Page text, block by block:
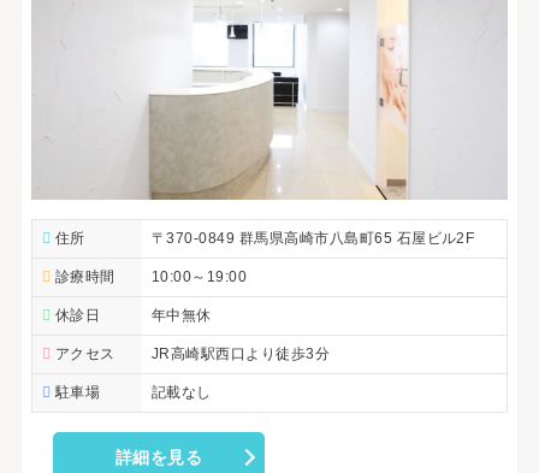
住所 〒370-0849 群馬県高崎市八島町65 石屋ビル2F
診療時間 10:00～19:00
休診日 年中無休
アクセス JR高崎駅西口より徒歩3分
駐車場 記載なし
詳細を見る